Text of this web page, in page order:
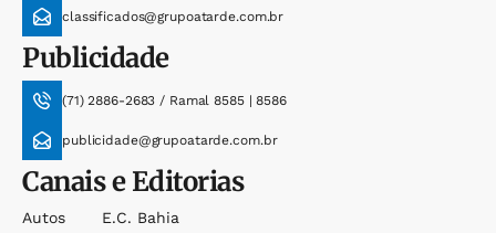
classificados@grupoatarde.com.br
Publicidade
(71) 2886-2683 / Ramal 8585 | 8586
publicidade@grupoatarde.com.br
Canais e Editorias
Autos
E.c. Bahia